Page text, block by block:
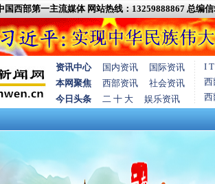
国西部第一主流媒体 网站热线：13259888867 总编信
资讯中心 国内资讯
国际资讯
本网聚焦
西部资讯
社会资讯
今日头条
二 十 大 娱乐资讯
I
西
西